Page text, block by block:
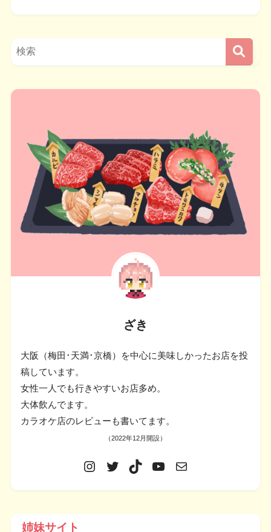
ざき
大阪（梅田･天満･京橋）を中心に美味しかったお店を投
稿しています。
女性一人でも行きやすいお店多め。
大体飲んでます。
カラオケ店のレビューも書いてます。
（2022年12月開設）
姉妹サイト